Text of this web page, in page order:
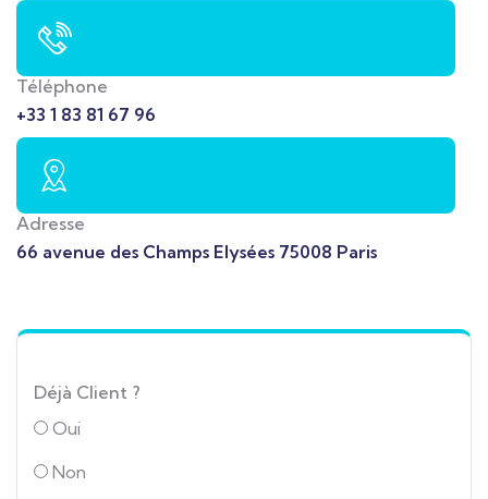
Téléphone
+33 1 83 81 67 96
Adresse
66 avenue des Champs Elysées 75008 Paris
Déjà Client ?
Oui
Non